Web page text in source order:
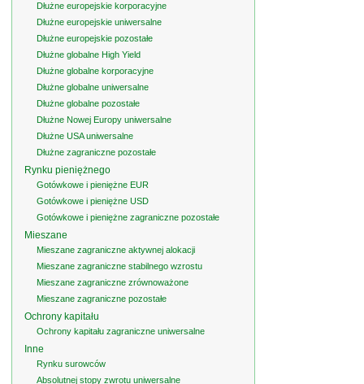
Dłużne europejskie korporacyjne
Dłużne europejskie uniwersalne
Dłużne europejskie pozostałe
Dłużne globalne High Yield
Dłużne globalne korporacyjne
Dłużne globalne uniwersalne
Dłużne globalne pozostałe
Dłużne Nowej Europy uniwersalne
Dłużne USA uniwersalne
Dłużne zagraniczne pozostałe
Rynku pieniężnego
Gotówkowe i pieniężne EUR
Gotówkowe i pieniężne USD
Gotówkowe i pieniężne zagraniczne pozostałe
Mieszane
Mieszane zagraniczne aktywnej alokacji
Mieszane zagraniczne stabilnego wzrostu
Mieszane zagraniczne zrównoważone
Mieszane zagraniczne pozostałe
Ochrony kapitału
Ochrony kapitału zagraniczne uniwersalne
Inne
Rynku surowców
Absolutnej stopy zwrotu uniwersalne